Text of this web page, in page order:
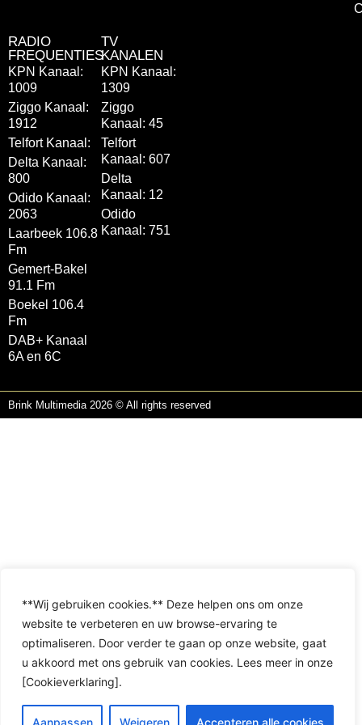
**Wij gebruiken cookies.** Deze helpen ons om onze
website te verbeteren en uw browse-ervaring te
optimaliseren. Door verder te gaan op onze website, gaat
u akkoord met ons gebruik van cookies. Lees meer in onze
[Cookieverklaring].
Aanpassen Weigeren Accepteren alle cookies
RADIO
FREQUENTIES
KPN Kanaal:
1009
Ziggo Kanaal:
1912
Telfort Kanaal:
Delta Kanaal:
800
Odido Kanaal:
2063
Laarbeek 106.8
Fm
Gemert-Bakel
91.1 Fm
Boekel 106.4
Fm
DAB+ Kanaal
6A en 6C
TV
KANALEN
KPN Kanaal:
1309
Ziggo
Kanaal: 45
Telfort
Kanaal: 607
Delta
Kanaal: 12
Odido
Kanaal: 751
Brink Multimedia 2026 © All rights reserved